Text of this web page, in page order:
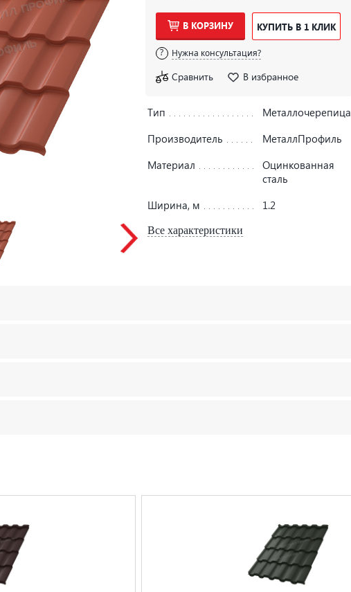
В КОРЗИНУ КУПИТЬ В 1 КЛИК
Нужна консультация?
Сравнить В избранное
Тип
Металлочерепица
Производитель
МеталлПрофиль
Материал
Оцинкованная
сталь
Ширина, м
1.2
Все характеристики